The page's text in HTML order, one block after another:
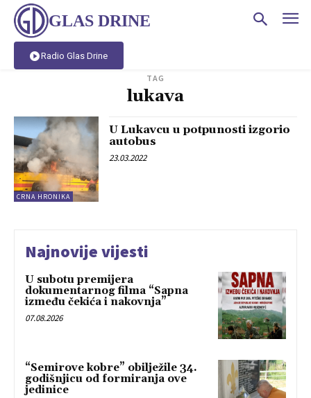
GLAS DRINE
Radio Glas Drine
TAG
lukava
CRNA HRONIKA
U Lukavcu u potpunosti izgorio
autobus
23.03.2022
Najnovije vijesti
U subotu premijera
dokumentarnog filma “Sapna
između čekića i nakovnja”
07.08.2026
“Semirove kobre” obilježile 34.
godišnjicu od formiranja ove
jedinice